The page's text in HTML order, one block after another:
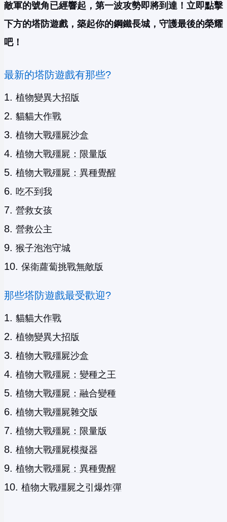
敵軍的號角已經響起，第一波攻勢即將到達！立即點擊
下方的塔防遊戲，築起你的鋼鐵長城，守護最後的榮耀
吧！
最新的塔防遊戲有那些?
植物變異大招版
貓貓大作戰
植物大戰殭屍沙盒
植物大戰殭屍：限量版
植物大戰殭屍：異種覺醒
吃不到我
營救女孩
營救公主
猴子泡泡守城
保衛蘿蔔挑戰無敵版
那些塔防遊戲最受歡迎?
貓貓大作戰
植物變異大招版
植物大戰殭屍沙盒
植物大戰殭屍：變種之王
植物大戰殭屍：融合變種
植物大戰殭屍雜交版
植物大戰殭屍：限量版
植物大戰殭屍模擬器
植物大戰殭屍：異種覺醒
植物大戰殭屍之引爆炸彈